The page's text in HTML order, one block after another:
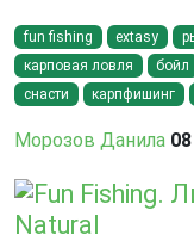
fun fishing extasy
карповая ловля
бойл
снасти
карпфишинг
Морозов Данила
Fun Fishing.
Natural